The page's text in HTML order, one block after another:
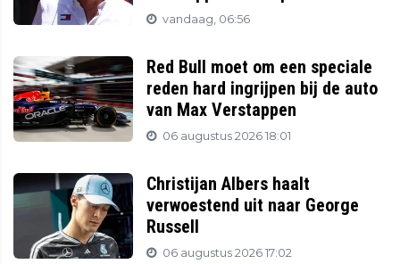
vandaag, 06:56
Red Bull moet om een speciale
reden hard ingrijpen bij de auto
van Max Verstappen
06 augustus 2026 18:01
Christijan Albers haalt
verwoestend uit naar George
Russell
06 augustus 2026 17:02